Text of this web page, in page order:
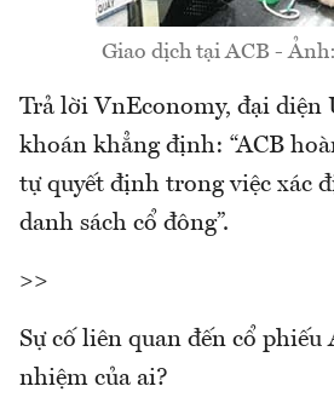
Giao dịch tại ACB -
Trả lời VnEconomy, đại diện
khoán khẳng định: “ACB
tự quyết định trong việc xác
danh sách cổ đông”.
>>
Sự cố liên quan đến cổ phiếu
nhiệm của ai?